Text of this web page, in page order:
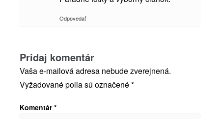
Odpovedať
Pridaj komentár
Vaša e-mailová adresa nebude zverejnená.
Vyžadované polia sú označené*
Komentár*